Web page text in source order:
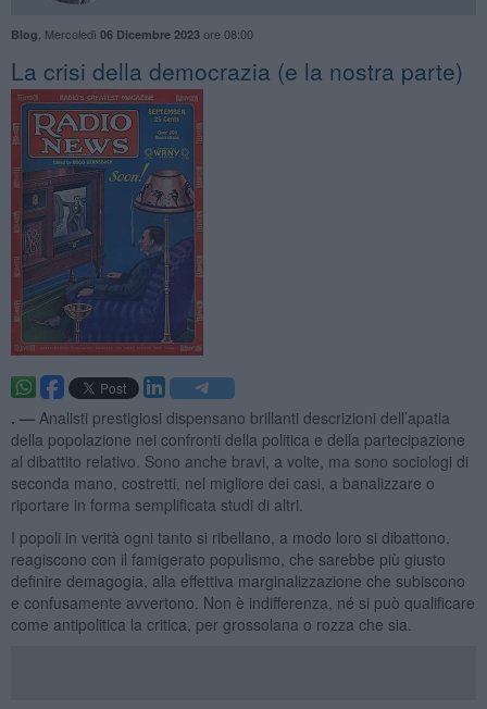
Blog Mercoledì 06 Dicembre 2023ore 08:00
La crisi della democrazia (e la nostra parte)
. — Analisti prestigiosi dispensano brillanti descrizioni dell’apatia
della popolazione nei confronti della politica e della partecipazione
al dibattito relativo. Sono anche bravi, a volte, ma sono sociologi di
seconda mano, costretti, nel migliore dei casi, a banalizzare o
riportare in forma semplificata studi di altri.
I popoli in verità ogni tanto si ribellano, a modo loro si dibattono,
reagiscono con il famigerato populismo, che sarebbe più giusto
definire demagogia, alla effettiva marginalizzazione che subiscono
e confusamente avvertono. Non è indifferenza, né si può qualificare
come antipolitica la critica, per grossolana o rozza che sia.